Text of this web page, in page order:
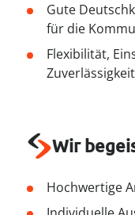
Gute
für die
Flexibilität,
Zuverlässigkeit
Wir
Hochwertige